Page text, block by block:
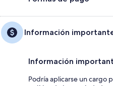
Información
Información
Podría aplicarse un cargo